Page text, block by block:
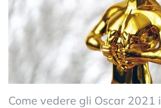
Come vedere gli Oscar